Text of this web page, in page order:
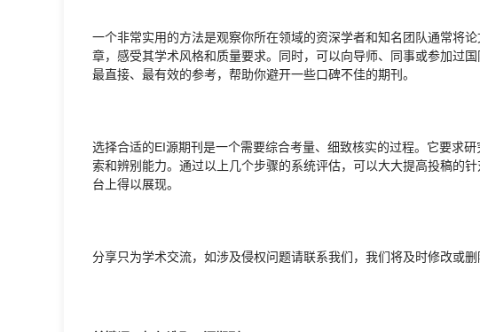
一个非常实用的方法是观察你所在领域的资深学者和知名团队通常将
章，感受其学术风格和质量要求。同时，可以向导师、同事或参加过
最直接、最有效的参考，帮助你避开一些口碑不佳的期刊。
选择合适的EI源期刊是一个需要综合考量、细致核实的过程。它要求
索和辨别能力。通过以上几个步骤的系统评估，可以大大提高投稿的
台上得以展现。
分享只为学术交流，如涉及侵权问题请联系我们，我们将及时修改或删